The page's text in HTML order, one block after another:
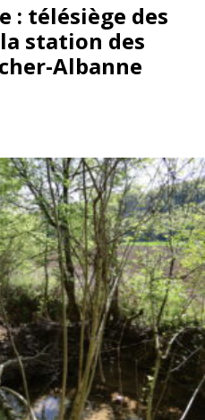
: télésiège des
station des
Albanne